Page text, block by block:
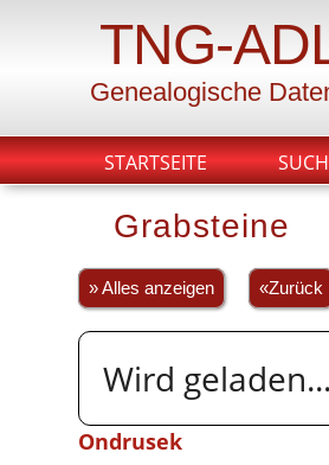
TNG-
Genealogische
STARTSEITE
Grabsteine
» Alles anzeigen «Zurück
Wird geladen...
Ondrusek